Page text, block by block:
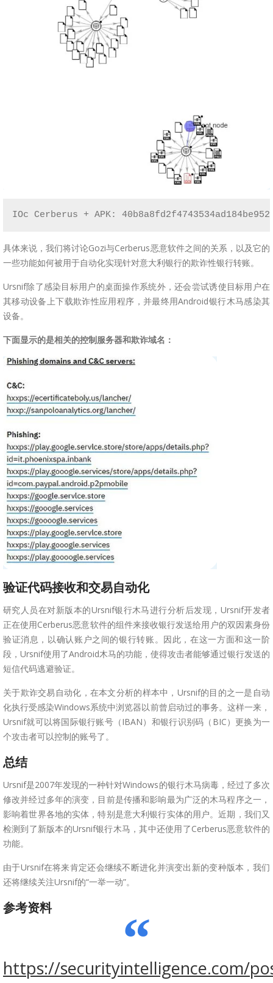
IOc Cerberus + APK:
具体来说，我们将讨论Gozi与Cerberus恶意软件之间的关系，以及它的
一些功能如何被用于自动化实现针对意大利银行的欺诈性银行转账。
Ursnif除了感染目标用户的桌面操作系统外，还会尝试诱使目标用户在
其移动设备上下载欺诈性应用程序，并最终用Android银行木马感染其
设备。
下面显示的是相关的控制服务器和欺诈域名：
验证代码接收和交易自动化
研究人员在对新版本的Ursnif银行木马进行分析后发现，Ursnif开发者
正在使用Cerberus恶意软件的组件来接收银行发送给用户的双因素身份
验证消息，以确认账户之间的银行转账。因此，在这一方面和这一阶
段，Ursnif使用了Android木马的功能，使得攻击者能够通过银行发送的
短信代码逃避验证。
关于欺诈交易自动化，在本文分析的样本中，Ursnif的目的之一是自动
化执行受感染Windows系统中浏览器以前曾启动过的事务。这样一来，
Ursnif就可以将国际银行账号（IBAN）和银行识别码（BIC）更换为一
个攻击者可以控制的账号了。
总结
Ursnif是2007年发现的一种针对Windows的银行木马病毒，经过了多次
修改并经过多年的演变，目前是传播和影响最为广泛的木马程序之一，
影响着世界各地的实体，特别是意大利银行实体的用户。近期，我们又
检测到了新版本的Ursnif银行木马，其中还使用了Cerberus恶意软件的
功能。
由于Ursnif在将来肯定还会继续不断进化并演变出新的变种版本，我们
还将继续关注Ursnif的“一举一动”。
参考资料
https://securityintelligence.com/